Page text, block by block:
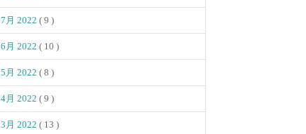
7月 2022 ( 9 )
6月 2022 ( 10 )
5月 2022 ( 8 )
4月 2022 ( 9 )
3月 2022 ( 13 )